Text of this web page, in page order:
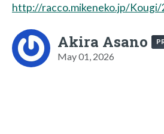
http://racco.mikeneko.jp/
Akira Asano
May 01, 2026